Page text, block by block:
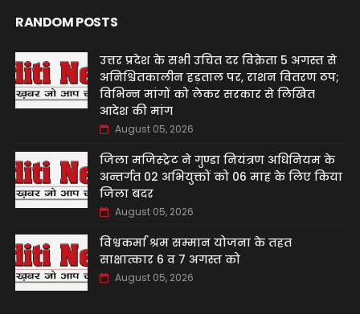
RANDOM POSTS
उत्तर प्रदेश के सभी उचित दर विक्रेता 5 अगस्त से
अनिश्चितकालीन हड़ताल पर, राशन वितरण ठप;
विभिन्न मांगों को लेकर सरकार से लिखित
आदेश की मांग
August 05, 2026
जिला मजिस्ट्रेट ने गुण्डा नियंत्रण अधिनियम के
अन्तर्गत 02 अभियुक्तों को 06 माह के लिए किया
जिला बदर
August 05, 2026
विश्वकर्मा श्रम सम्मान योजना के तहत
साक्षात्कार 6 व 7 अगस्त को
August 05, 2026